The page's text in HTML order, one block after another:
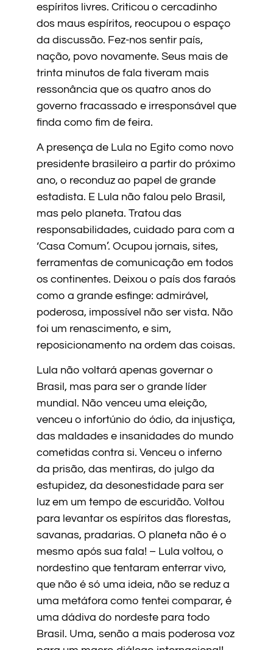
espíritos livres. Criticou o cercadinho
dos maus espíritos, reocupou o espaço
da discussão. Fez-nos sentir país,
nação, povo novamente. Seus mais de
trinta minutos de fala tiveram mais
ressonância que os quatro anos do
governo fracassado e irresponsável que
finda como fim de feira.
A presença de Lula no Egito como novo
presidente brasileiro a partir do próximo
ano, o reconduz ao papel de grande
estadista. E Lula não falou pelo Brasil,
mas pelo planeta. Tratou das
responsabilidades, cuidado para com a
‘Casa Comum’. Ocupou jornais, sites,
ferramentas de comunicação em todos
os continentes. Deixou o país dos faraós
como a grande esfinge: admirável,
poderosa, impossível não ser vista. Não
foi um renascimento, e sim,
reposicionamento na ordem das coisas.
Lula não voltará apenas governar o
Brasil, mas para ser o grande líder
mundial. Não venceu uma eleição,
venceu o infortúnio do ódio, da injustiça,
das maldades e insanidades do mundo
cometidas contra si. Venceu o inferno
da prisão, das mentiras, do julgo da
estupidez, da desonestidade para ser
luz em um tempo de escuridão. Voltou
para levantar os espíritos das florestas,
savanas, pradarias. O planeta não é o
mesmo após sua fala! – Lula voltou, o
nordestino que tentaram enterrar vivo,
que não é só uma ideia, não se reduz a
uma metáfora como tentei comparar, é
uma dádiva do nordeste para todo
Brasil. Uma, senão a mais poderosa voz